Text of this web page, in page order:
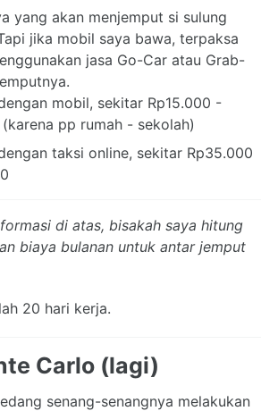
yang akan menjemput si sulung
jika mobil saya bawa, terpaksa
jasa Go-Car atau Grab-
mobil, sekitar Rp15.000 -
pp rumah - sekolah)
taksi online, sekitar Rp35.000
di atas, bisakah saya hitung
biaya bulanan untuk antar jemput
20 hari kerja.
Carlo (lagi)
senang-senangnya melakukan